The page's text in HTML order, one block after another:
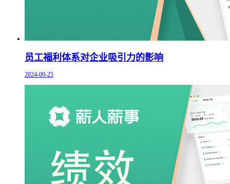
员工福利体系对企业吸引力的影响
2024-09-25